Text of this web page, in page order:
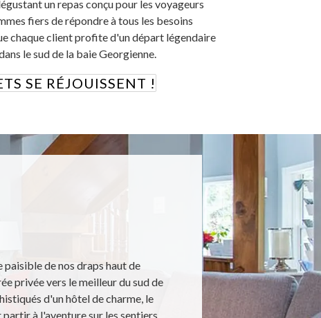
un repas conçu pour les voyageurs
fiers de répondre à tous les besoins
chaque client profite d'un départ légendaire
le sud de la baie Georgienne.
SE RÉJOUISSENT !
de nos draps haut de
privée vers le meilleur du sud de
d'un hôtel de charme, le
à l'aventure sur les sentiers